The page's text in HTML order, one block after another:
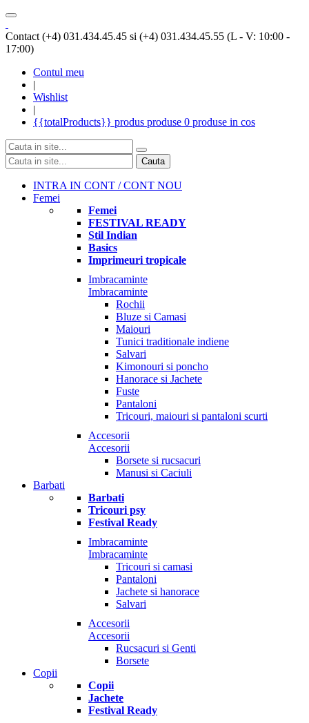
Contact (+4) 031.434.45.45 si (+4) 031.434.45.55 (L - V: 10:00 -
17:00)
Contul meu
|
Wishlist
|
{{totalProducts}} produs produse 0 produse in cos
Cauta
INTRA IN CONT / CONT NOU
Femei
Femei
FESTIVAL READY
Stil Indian
Basics
Imprimeuri tropicale
Imbracaminte
Imbracaminte
Rochii
Bluze si Camasi
Maiouri
Tunici traditionale indiene
Salvari
Kimonouri si poncho
Hanorace si Jachete
Fuste
Pantaloni
Tricouri, maiouri si pantaloni scurti
Accesorii
Accesorii
Borsete si rucsacuri
Manusi si Caciuli
Barbati
Barbati
Tricouri psy
Festival Ready
Imbracaminte
Imbracaminte
Tricouri si camasi
Pantaloni
Jachete si hanorace
Salvari
Accesorii
Accesorii
Rucsacuri si Genti
Borsete
Copii
Copii
Jachete
Festival Ready